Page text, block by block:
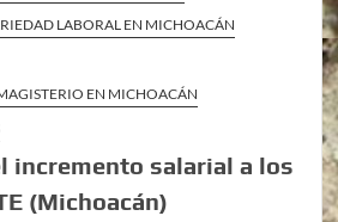
LABORAL EN MICHOACÁN
EN MICHOACÁN
incremento salarial a los
(Michoacán)